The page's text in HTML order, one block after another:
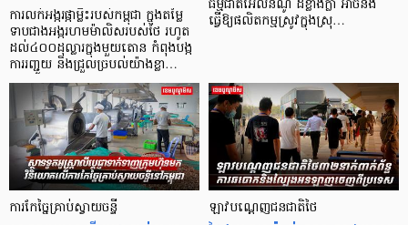
ការលក់អង្ករផ្កាម្លិះរបស់កម្ពុជា ក្នុងតម្លៃ
ទាបជាងអង្ករហមម៉ាលិសរបស់ថៃ រហូត
ដល់៤០០ដុល្លារក្នុងមួយតោន កំពុងបង្ក
ការរញ្ជួយ និងជ្រួលច្របល់យ៉ាងខ្លា…
ធម្មជាតិអែលនីណូ ដ៏ខ្លាំងក្លា​ អាចនឹង
ធ្វើឱ្យផលិតកម្មស្រូវក្នុងស្រុ…
ការកែច្នៃគ្រាប់ស្វាយចន្ទី ឡាវបណ្តេញជនជាតិថៃ